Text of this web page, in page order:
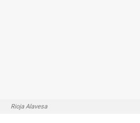
Rioja Alavesa